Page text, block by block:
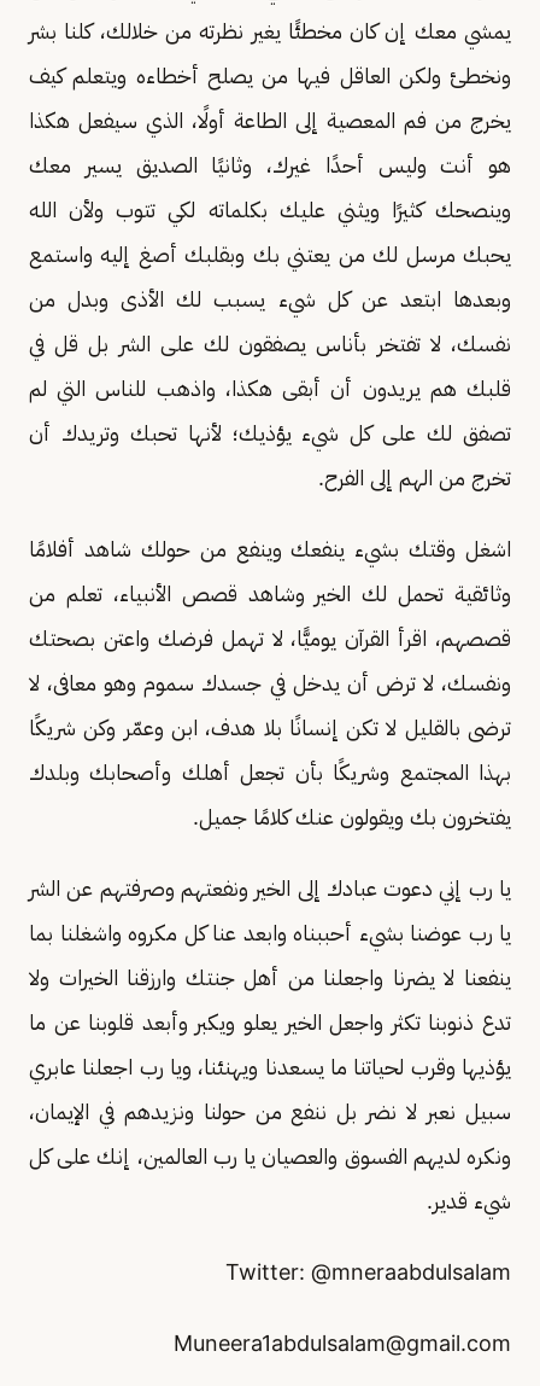
يمشي معك إن كان مخطئًا يغير نظرته من خلالك، كلنا بشر
ونخطئ ولكن العاقل فيها من يصلح أخطاءه ويتعلم كيف
يخرج من فم المعصية إلى الطاعة أولًا، الذي سيفعل هكذا
هو أنت وليس أحدًا غيرك، وثانيًا الصديق يسير معك
وينصحك كثيرًا ويثني عليك بكلماته لكي تتوب ولأن الله
يحبك مرسل لك من يعتني بك وبقلبك أصغ إليه واستمع
وبعدها ابتعد عن كل شيء يسبب لك الأذى وبدل من
نفسك، لا تفتخر بأناس يصفقون لك على الشر بل قل في
قلبك هم يريدون أن أبقى هكذا، واذهب للناس التي لم
تصفق لك على كل شيء يؤذيك؛ لأنها تحبك وتريدك أن
تخرج من الهم إلى الفرح.
اشغل وقتك بشيء ينفعك وينفع من حولك شاهد أفلامًا
وثائقية تحمل لك الخير وشاهد قصص الأنبياء، تعلم من
قصصهم، اقرأ القرآن يوميًّا، لا تهمل فرضك واعتن بصحتك
ونفسك، لا ترض أن يدخل في جسدك سموم وهو معافى، لا
ترضى بالقليل لا تكن إنسانًا بلا هدف، ابن وعمّر وكن شريكًا
بهذا المجتمع وشريكًا بأن تجعل أهلك وأصحابك وبلدك
يفتخرون بك ويقولون عنك كلامًا جميل.
يا رب إني دعوت عبادك إلى الخير ونفعتهم وصرفتهم عن الشر
يا رب عوضنا بشيء أحببناه وابعد عنا كل مكروه واشغلنا بما
ينفعنا لا يضرنا واجعلنا من أهل جنتك وارزقنا الخيرات ولا
تدع ذنوبنا تكثر واجعل الخير يعلو ويكبر وأبعد قلوبنا عن ما
يؤذيها وقرب لحياتنا ما يسعدنا ويهنئنا، ويا رب اجعلنا عابري
سبيل نعبر لا نضر بل ننفع من حولنا ونزيدهم في الإيمان،
ونكره لديهم الفسوق والعصيان يا رب العالمين، إنك على كل
شيء قدير.
Twitter: @mneraabdulsalam
Muneera1abdulsalam@gmail.com